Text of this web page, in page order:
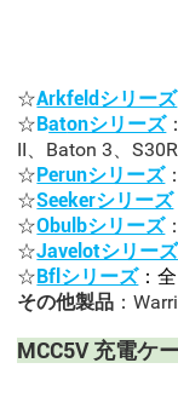
☆Arkfeldシリーズ
☆Batonシリーズ
II、Baton 3、
☆Perunシリーズ
☆Seekerシリーズ
☆Obulbシリーズ
☆Javelotシリーズ
☆Bflシリーズ：
その他製品 ：
MCC5V 充電ケ